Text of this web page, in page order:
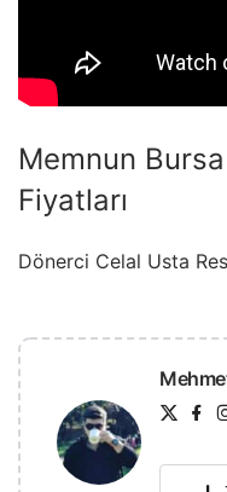
Memnun
Fiyatları
Dönerci Celal Usta